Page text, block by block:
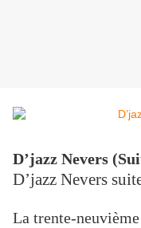
D’jazz Nevers (S
D’jazz Nevers
La trente-